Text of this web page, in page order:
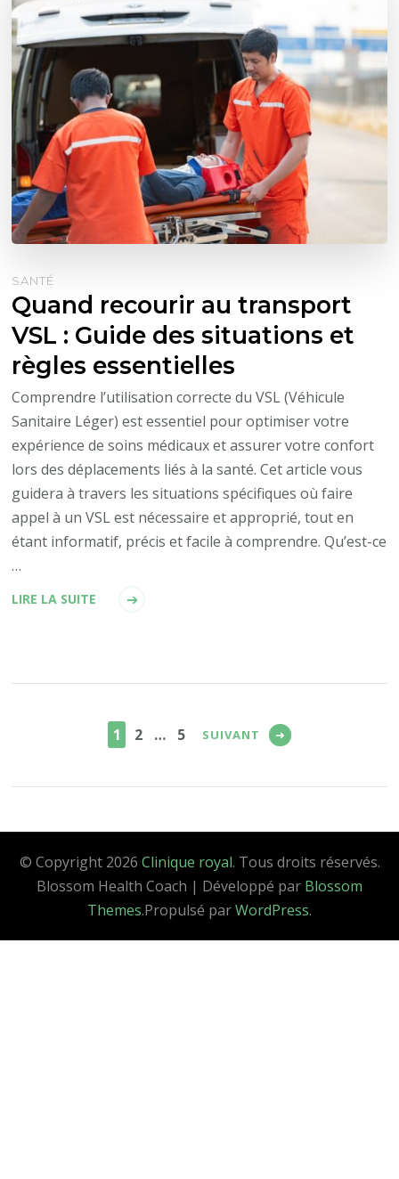
SANTÉ
Quand recourir au transport
VSL : Guide des situations et
règles essentielles
Comprendre l’utilisation correcte du VSL (Véhicule
Sanitaire Léger) est essentiel pour optimiser votre
expérience de soins médicaux et assurer votre confort
lors des déplacements liés à la santé. Cet article vous
guidera à travers les situations spécifiques où faire
appel à un VSL est nécessaire et approprié, tout en
étant informatif, précis et facile à comprendre. Qu’est-ce
…
LIRE LA SUITE
PAGE
1 PAGE
2 … PAGE
5 SUIVANT
© Copyright 2026 Clinique royal. Tous droits réservés.
Blossom Health Coach | Développé par Blossom
Themes.Propulsé parWordPress.